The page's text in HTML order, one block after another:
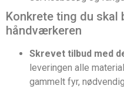
Konkrete ting du skal
håndværkeren
Skrevet tilbud med
leveringen alle
gammelt fyr,